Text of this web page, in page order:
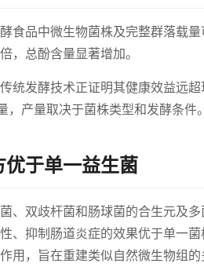
食品中微生物菌株及完整群落载
，总酚含量显著增加。
统发酵技术正证明其健康效益远
，产量取决于菌株类型和发酵条件。
优于单一益生菌
、双歧杆菌和肠球菌的合生元及
、抑制肠道炎症的效果优于单一
用，旨在重建类似自然微生物组的